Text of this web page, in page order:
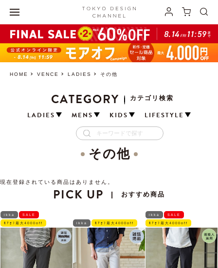
HOME VENCE LADIES その他
CATEGORY
カテゴリ検索
LADIES
MENS KIDS LIFESTYLE
その他
現在登録されている商品はありません。
PICK UP | おすすめ商品
ikka SALE
ﾓｱｵﾌ最大4000off ikka ﾓｱｵﾌ最大4000off
ikka SALE
ﾓｱｵﾌ最大4000off